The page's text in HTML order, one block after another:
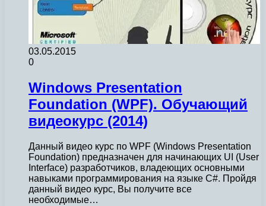
03.05.2015
0
Windows Presentation
Foundation (WPF). Обучающий
видеокурс (2014)
Данный видео курс по WPF (Windows Presentation
Foundation) предназначен для начинающих UI (User
Interface) разработчиков, владеющих основными
навыками программирования на языке C#. Пройдя
данный видео курс, Вы получите все
необходимые…